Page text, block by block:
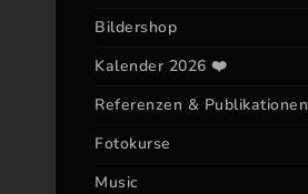
Bildershop
Kalender 2026 ❤️
Referenzen & Publikationen
Fotokurse
Music